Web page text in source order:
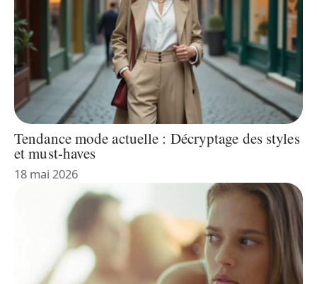
Tendance mode actuelle : Décryptage des styles
et must-haves
18 mai 2026